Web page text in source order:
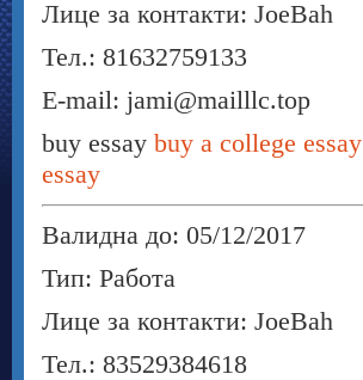
Лице за контакти: JoeBah
Тел.: 81632759133
E-mail: jami@mailllc.top
buy essay buy a college essay
essay
Валидна до: 05/12/2017
Тип: Работа
Лице за контакти: JoeBah
Тел.: 83529384618